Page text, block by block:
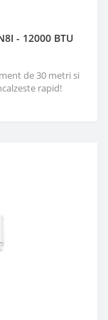
- 12000 BTU
de 30 metri si
rapid!